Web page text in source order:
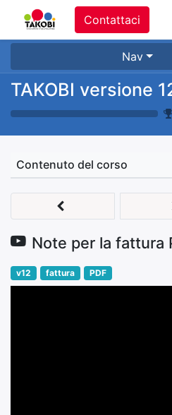
Contattaci
Nav
TAKOBI versione
Contenuto del corso
Note per la fattura
v12 fattura PDF